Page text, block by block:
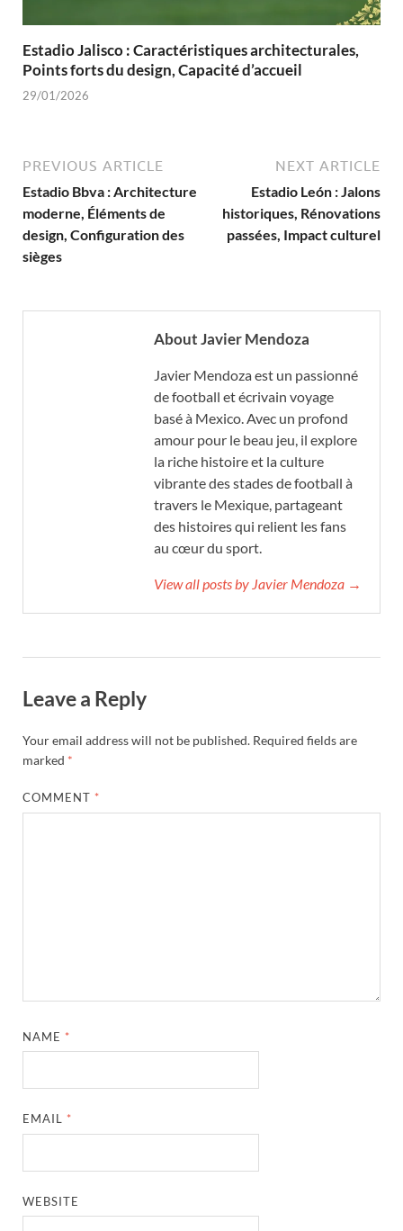
Estadio Jalisco : Caractéristiques architecturales,
Points forts du design, Capacité d’accueil
29/01/2026
PREVIOUS ARTICLE
Estadio Bbva : Architecture
moderne, Éléments de
design, Configuration des
sièges
NEXT ARTICLE
Estadio León : Jalons
historiques, Rénovations
passées, Impact culturel
About Javier Mendoza
Javier Mendoza est un passionné
de football et écrivain voyage
basé à Mexico. Avec un profond
amour pour le beau jeu, il explore
la riche histoire et la culture
vibrante des stades de football à
travers le Mexique, partageant
des histoires qui relient les fans
au cœur du sport.
View all posts by Javier Mendoza →
Leave a Reply
Your email address will not be published. Required fields are
marked *
COMMENT *
NAME *
EMAIL *
WEBSITE